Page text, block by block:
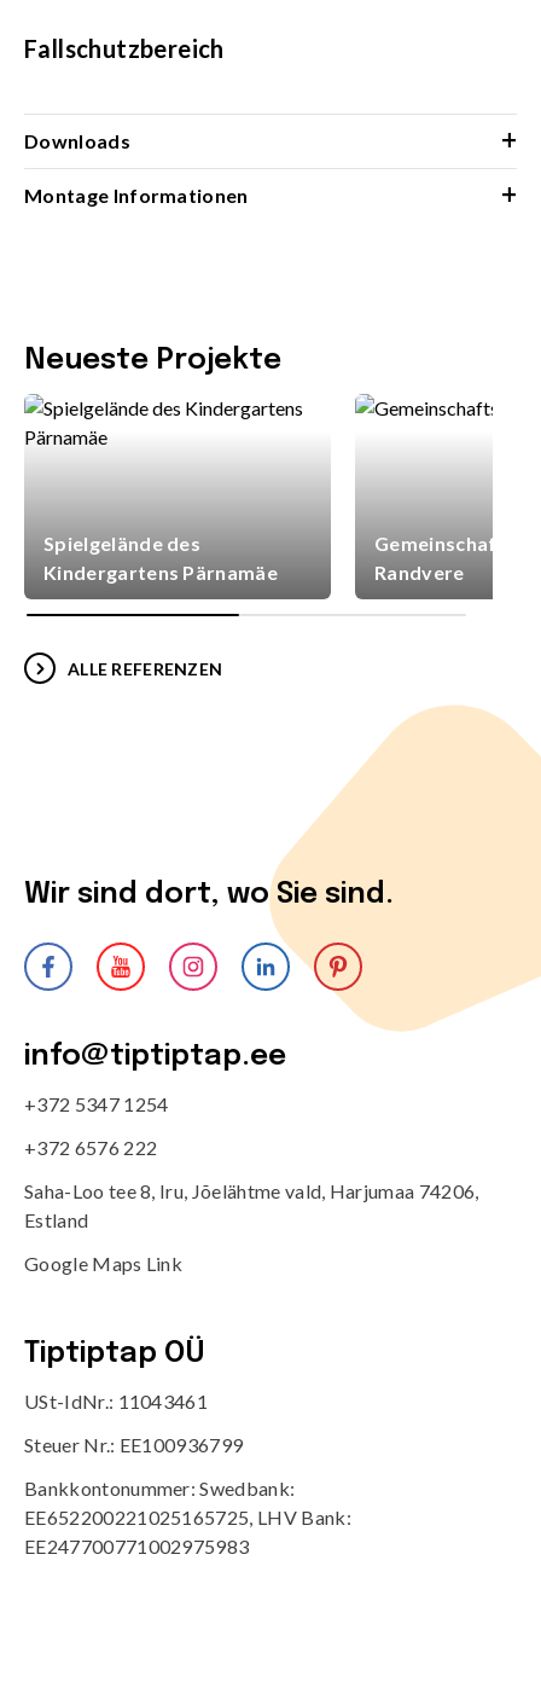
Fallschutzbereich
Downloads +
Montage Informationen +
Neueste Projekte
Spielgelände des
Kindergartens Pärnamäe
Randvere
ALLE REFERENZEN
Wir sind dort, wo Sie sind.
info@tiptiptap.ee
+372 5347 1254
+372 6576 222
Saha-Loo tee 8, Iru, Jõelähtme vald, Harjumaa 74206,
Estland
Google Maps Link
Tiptiptap OÜ
USt-IdNr.: 11043461
Steuer Nr.: EE100936799
Bankkontonummer: Swedbank:
EE652200221025165725, LHV Bank:
EE247700771002975983